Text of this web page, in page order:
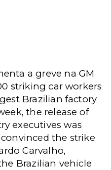
a greve na GM
striking car workers
Brazilian factory
the release of
executives was
the strike
Carvalho,
Brazilian vehicle